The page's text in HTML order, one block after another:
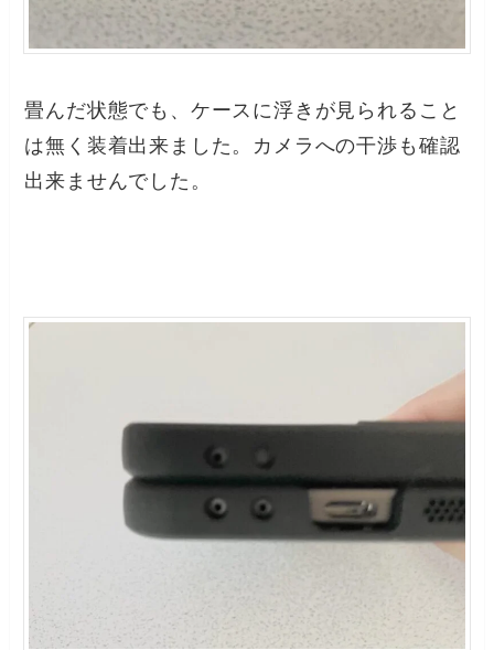
畳んだ状態でも、ケースに浮きが見られること
は無く装着出来ました。カメラへの干渉も確認
出来ませんでした。